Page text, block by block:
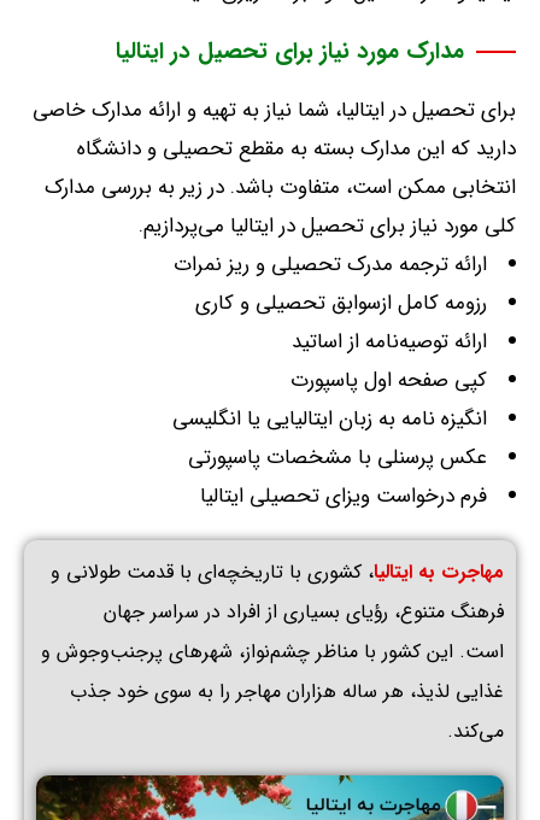
مدارک مورد نیاز برای تحصیل در ایتالیا
برای تحصیل در ایتالیا، شما نیاز به تهیه و ارائه مدارک خاصی
دارید که این مدارک بسته به مقطع تحصیلی و دانشگاه
انتخابی ممکن است، متفاوت باشد. در زیر به بررسی مدارک
کلی مورد نیاز برای تحصیل در ایتالیا می‌پردازیم.
ارائه ترجمه مدرک تحصیلی و ریز نمرات
رزومه کامل ازسوابق تحصیلی و کاری
ارائه توصیه‌نامه از اساتید
کپی صفحه اول پاسپورت
انگیزه نامه به زبان ایتالیایی یا انگلیسی
عکس پرسنلی با مشخصات پاسپورتی
فرم درخواست ویزای تحصیلی ایتالیا
مهاجرت به ایتالیا، کشوری با تاریخچه‌ای با قدمت طولانی و
فرهنگ متنوع، رؤیای بسیاری از افراد در سراسر جهان
است. این کشور با مناظر چشم‌نواز، شهرهای پرجنب‌وجوش و
غذایی لذیذ، هر ساله هزاران مهاجر را به سوی خود جذب
می‌کند.